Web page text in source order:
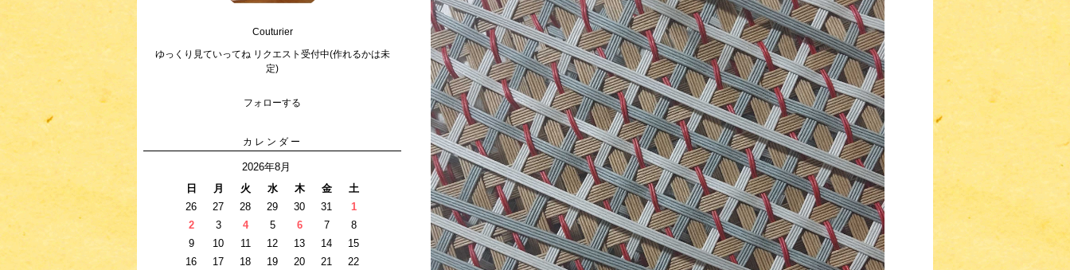
Couturier
ゆっくり見ていってね リクエスト受付中(作れるかは未
定)
フォローする
カレンダー
2026年8月
日
月 火 水 木 金
土
26
27 28 29 30 31
1
2
3 4 5 6 7
8
9
10 11 12 13 14
15
16
17 18 19 20 21
22